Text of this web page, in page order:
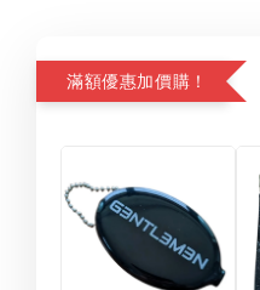
滿額優惠加價購！